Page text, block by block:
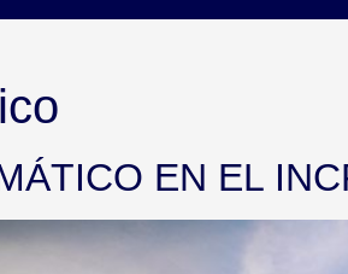
EN EL